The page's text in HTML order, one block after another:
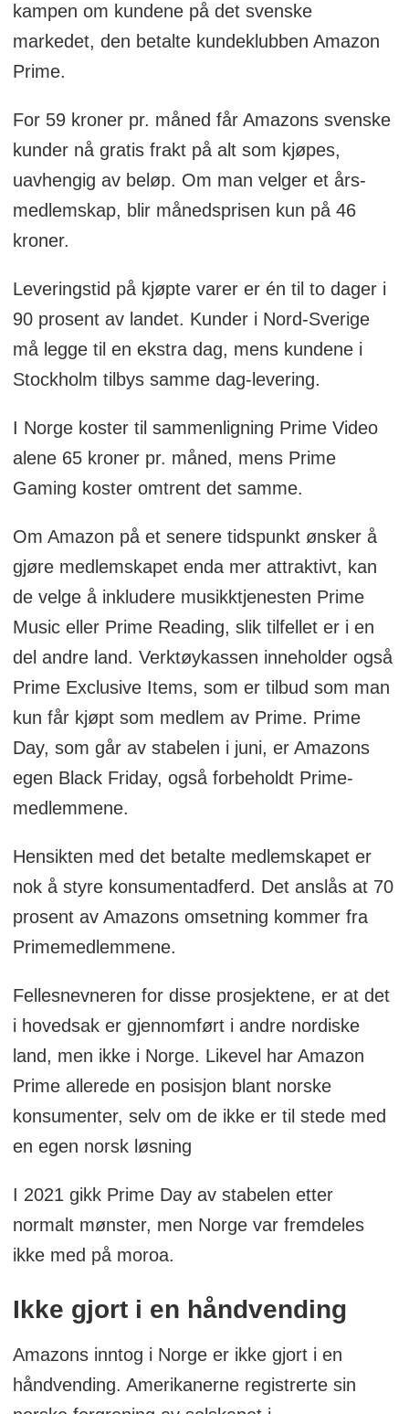
kampen om kundene på det svenske
markedet, den betalte kundeklubben Amazon
Prime.
For 59 kroner pr. måned får Amazons svenske
kunder nå gratis frakt på alt som kjøpes,
uavhengig av beløp. Om man velger et års-
medlemskap, blir månedsprisen kun på 46
kroner.
Leveringstid på kjøpte varer er én til to dager i
90 prosent av landet. Kunder i Nord-Sverige
må legge til en ekstra dag, mens kundene i
Stockholm tilbys samme dag-levering.
I Norge koster til sammenligning Prime Video
alene 65 kroner pr. måned, mens Prime
Gaming koster omtrent det samme.
Om Amazon på et senere tidspunkt ønsker å
gjøre medlemskapet enda mer attraktivt, kan
de velge å inkludere musikktjenesten Prime
Music eller Prime Reading, slik tilfellet er i en
del andre land. Verktøykassen inneholder også
Prime Exclusive Items, som er tilbud som man
kun får kjøpt som medlem av Prime. Prime
Day, som går av stabelen i juni, er Amazons
egen Black Friday, også forbeholdt Prime-
medlemmene.
Hensikten med det betalte medlemskapet er
nok å styre konsumentadferd. Det anslås at 70
prosent av Amazons omsetning kommer fra
Primemedlemmene.
Fellesnevneren for disse prosjektene, er at det
i hovedsak er gjennomført i andre nordiske
land, men ikke i Norge. Likevel har Amazon
Prime allerede en posisjon blant norske
konsumenter, selv om de ikke er til stede med
en egen norsk løsning
I 2021 gikk Prime Day av stabelen etter
normalt mønster, men Norge var fremdeles
ikke med på moroa.
Ikke gjort i en håndvending
Amazons inntog i Norge er ikke gjort i en
håndvending. Amerikanerne registrerte sin